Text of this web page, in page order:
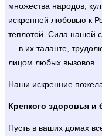
множества народов,
искренней любовью к
теплотой. Сила нашей
— в их таланте,
лицом любых вызовов.
Наши искренние
Крепкого здоровья и
Пусть в ваших домах